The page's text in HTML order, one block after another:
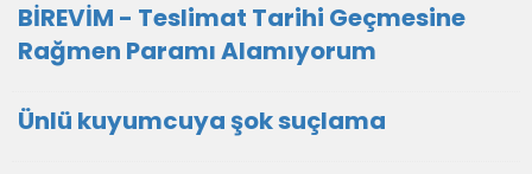
BİREVİM - Teslimat Tarihi Geçmesine
Rağmen Paramı Alamıyorum
Ünlü kuyumcuya şok suçlama